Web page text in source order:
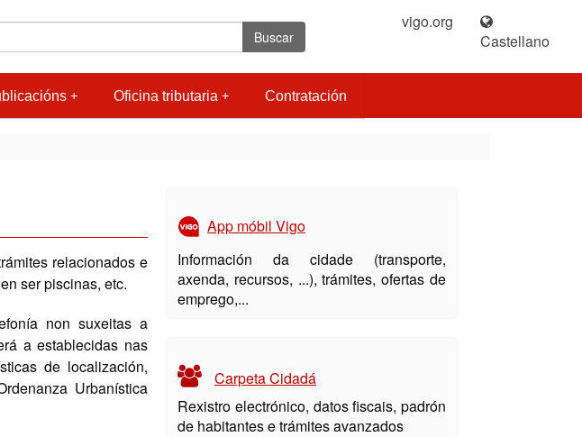
Buscar
vigo.org
Castellano
Oficina tributaria Contratación
relacionados e
ser piscinas, etc.
non suxeitas a
a establecidas nas
de localización,
Urbanística
App móbil Vigo
Información da cidade (transporte,
axenda, recursos, ...), trámites, ofertas de
emprego,...
Carpeta Cidadá
Rexistro electrónico, datos fiscais, padrón
de habitantes e trámites avanzados